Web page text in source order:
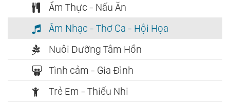
Ẩm Thực - Nấu Ăn
Âm Nhạc - Thơ Ca - Hội Họa
Nuôi Dưỡng Tâm Hồn
Tình cảm - Gia Đình
Trẻ Em - Thiếu Nhi